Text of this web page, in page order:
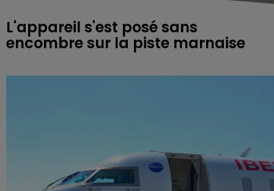
L'appareil s'est posé sans
encombre sur la piste marnaise